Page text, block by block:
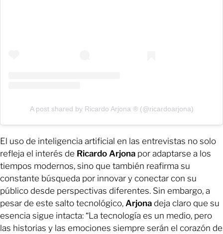
A post shared by Ricardo Arjona ® (@ricardoarjona)
El uso de inteligencia artificial en las entrevistas no solo
refleja el interés de Ricardo Arjona por adaptarse a los
tiempos modernos, sino que también reafirma su
constante búsqueda por innovar y conectar con su
público desde perspectivas diferentes. Sin embargo, a
pesar de este salto tecnológico, Arjona deja claro que su
esencia sigue intacta: “La tecnología es un medio, pero
las historias y las emociones siempre serán el corazón de